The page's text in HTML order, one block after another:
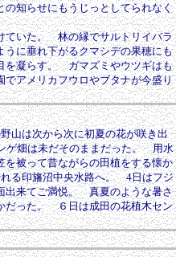
知らせにもうじっとしてられなく
ていた。 林の縁でサルトリイバラ
に垂れ下がるクマシデの果穂にも
を凝らす。 ガマズミやウツギはも
アメリカフウロやブタナが今盛り
山は次から次に初夏の花が咲き出
ゲ畑は未だそのままだった。 用水
被って昔ながらの田植をする懐か
る印旛沼中央水路へ。 4日はフジ
出来てご満悦。 真夏のような暑さ
だった。 ６日は成田の花植木セン